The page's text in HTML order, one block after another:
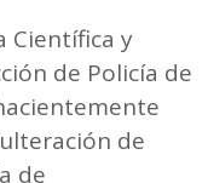
Científica y
de Policía de
de
de